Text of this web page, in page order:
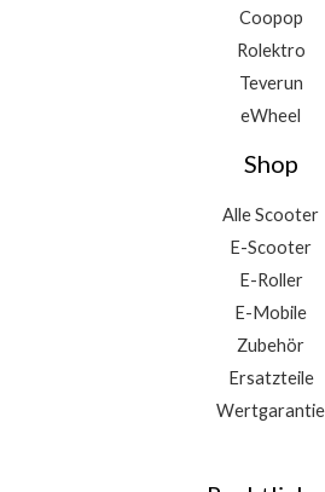
Coopop
Rolektro
Teverun
eWheel
Shop
Alle Scooter
E-Scooter
E-Roller
E-Mobile
Zubehör
Ersatzteile
Wertgarantie